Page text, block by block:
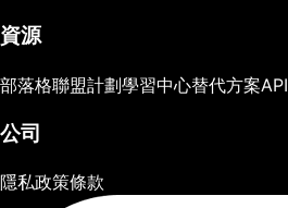
資源
部落格聯盟計劃學習中心替代方案API
公司
隱私政策條款